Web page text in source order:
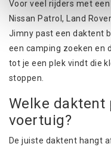
Voor veel rijders met
Nissan Patrol, Land Rover
Jimny past een daktent
een camping zoeken en
tot je een plek vindt die
stoppen.
Welke daktent
voertuig?
De juiste daktent hangt